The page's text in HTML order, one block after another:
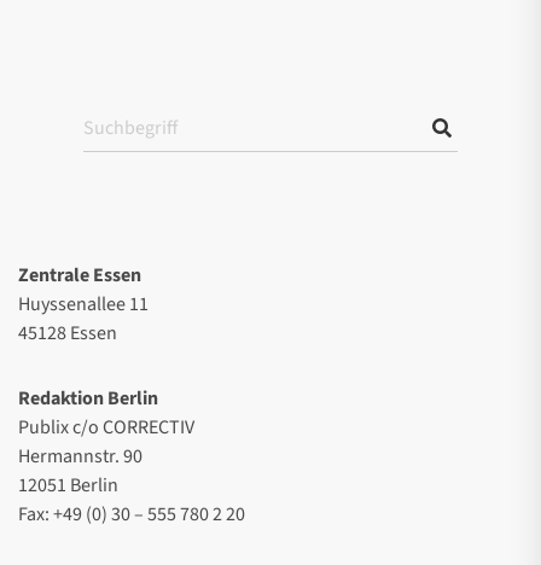
Zentrale Essen
Huyssenallee 11
45128 Essen
Redaktion Berlin
Publix c/o CORRECTIV
Hermannstr. 90
12051 Berlin
Fax: +49 (0) 30 – 555 780 2 20